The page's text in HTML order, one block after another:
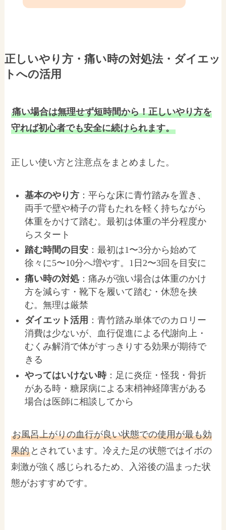
正しいやり方・痛い時の対処法・ダイエッ
トへの活用
痛い場合は無理せず短時間から！正しいやり方を
守れば初心者でも安全に続けられます。
正しい使い方と注意点をまとめました。
基本のやり方 ：平らな床に青竹踏みを置き、
両手で壁や椅子の背もたれを軽く持ちながら
体重をかけて踏む。最初は体重の半分程度か
らスタート
踏む時間の目安 ：最初は1〜3分から始めて
徐々に5〜10分へ増やす。1日2〜3回を目安に
痛い時の対処：痛みが強い場合は体重のかけ
方を減らす・靴下を履いて踏む・休憩を挟
む。無理は厳禁
ダイエット活用 ：青竹踏み単体でのカロリー
消費は少ないが、血行促進による代謝向上・
むくみ解消で体がすっきりする効果が期待で
きる
やってはいけない時：足に炎症・怪我・骨折
がある時・糖尿病による末梢神経障害がある
場合は医師に相談してから
お風呂上がりの血行が良い状態での使用が最も効
果的 とされています。冷えた足の状態ではイボの
刺激が強く感じられるため、入浴後の温まった状
態がおすすめです。